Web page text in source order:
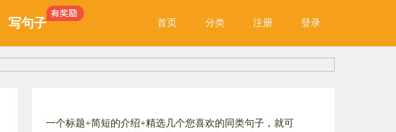
写句子 首页 分类 注册 登录
一个标题+简短的介绍+精选几个您喜欢的同类句子，就可